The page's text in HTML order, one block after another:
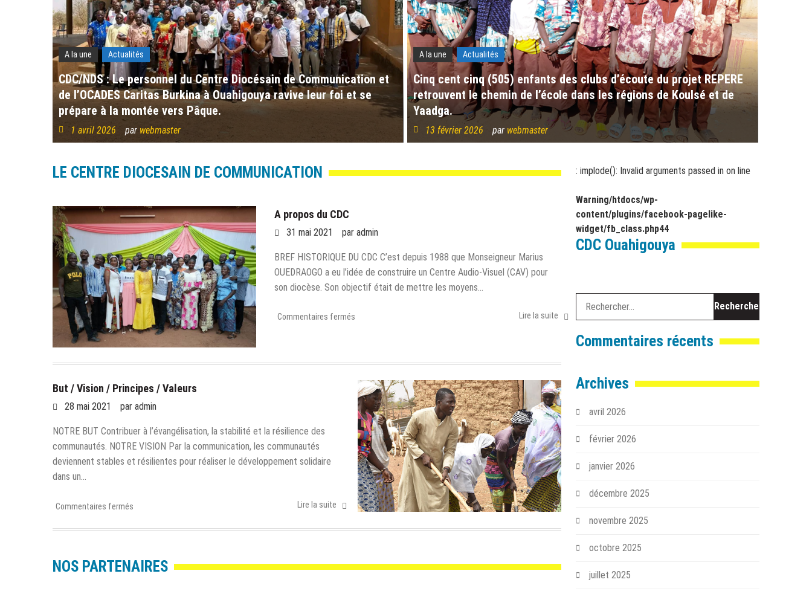
A la une Actualités
CDC/NDS : Le personnel du Centre Diocésain de Communication et
de l’OCADES Caritas Burkina à Ouahigouya ravive leur foi et se
prépare à la montée vers Pâque.
1 avril 2026 par webmaster
A la une Actualités
Cinq cent cinq (505) enfants des clubs d’écoute du projet REPERE
retrouvent le chemin de l’école dans les régions de Koulsé et de
Yaadga.
13 février 2026 par webmaster
LE CENTRE DIOCESAIN DE COMMUNICATION
A propos du CDC
31 mai 2021 par admin
BREF HISTORIQUE DU CDC C’est depuis 1988 que Monseigneur Marius
OUEDRAOGO a eu l’idée de construire un Centre Audio-Visuel (CAV) pour
son diocèse. Son objectif était de mettre les moyens…
Commentaires ferméssur
CDC
Lire la suite
But / Vision / Principes / Valeurs
28 mai 2021 par admin
NOTRE BUT Contribuer à l’évangélisation, la stabilité et la résilience des
communautés. NOTRE VISION Par la communication, les communautés
deviennent stables et résilientes pour réaliser le développement solidaire
dans un…
Commentaires fermés
/
Principes
Lire la suite
NOS PARTENAIRES
: implode(): Invalid arguments passed in on line
Warning/htdocs/wp-
content/plugins/facebook-pagelike-
widget/fb_class.php44
CDC Ouahigouya
Commentaires récents
Archives
avril 2026
février 2026
janvier 2026
décembre 2025
novembre 2025
octobre 2025
juillet 2025